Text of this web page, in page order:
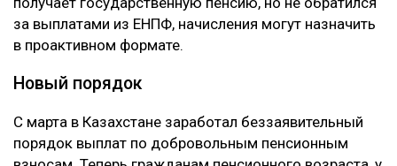
за выплатами из ЕНПФ, начисления могут назначить
в проактивном формате.
Новый порядок
С марта в Казахстане заработал беззаявительный
порядок выплат по добровольным пенсионным